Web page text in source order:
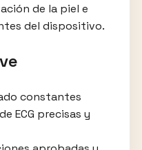
de la piel e
del dispositivo.
constantes
ECG precisas y